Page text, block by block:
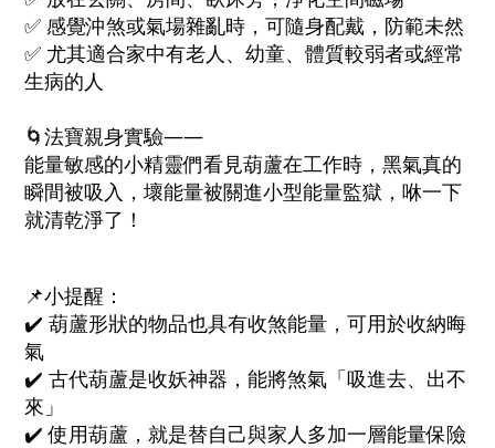
✅ 感覺沖煞或氣場雜亂時，可隨身配戴，防範未然
✅ 尤其適合家中有老人、幼童、體質較弱者或經常
生病的人
🌀法寶親身實驗——
能量敏感的小精靈們看見葫蘆在工作時，黑氣真的
瞬間被吸入，壞能量被關進小型能量監獄，咻一下
就清乾淨了！
📌小提醒：
✔️ 葫蘆形狀的物品也具有收煞能量，可用於收納晦
氣
✔️ 古代葫蘆是收妖神器，能將煞氣「吸進去、出不
來」
✔️ 使用葫蘆，就是替自己與家人多加一層能量保險